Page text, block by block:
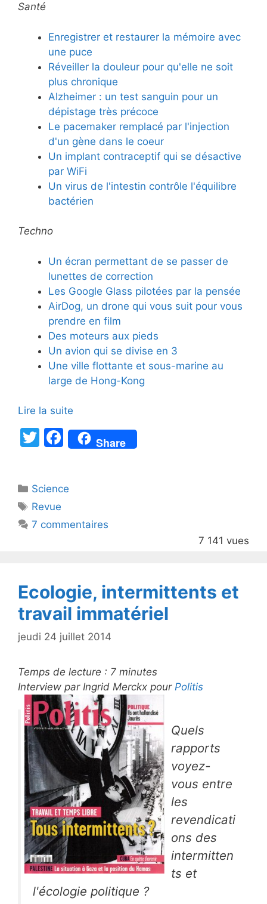
Santé
Enregistrer et restaurer la mémoire avec
une puce
Réveiller la douleur pour qu'elle ne soit
plus chronique
Alzheimer : un test sanguin pour un
dépistage très précoce
Le pacemaker remplacé par l'injection
d'un gène dans le coeur
Un implant contraceptif qui se désactive
par WiFi
Un virus de l'intestin contrôle l'équilibre
bactérien
Techno
Un écran permettant de se passer de
lunettes de correction
Les Google Glass pilotées par la pensée
AirDog, un drone qui vous suit pour vous
prendre en film
Des moteurs aux pieds
Un avion qui se divise en 3
Une ville flottante et sous-marine au
large de Hong-Kong
Lire la suite
T
er
F
a
e
o
Share
Catégories
Science
Étiquettes
Revue
7 commentaires
7 141 vues
Ecologie, intermittents et
travail immatériel
jeudi 24 juillet 2014
Temps de lecture : 7 minutes
Interview par Ingrid Merckx pour Politis
Quels
rapports
voyez-
vous entre
les
revendicati
ons des
intermitten
ts et
l'écologie politique ?